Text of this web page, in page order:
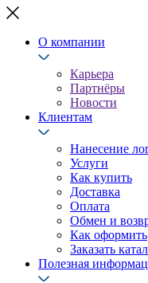
О компании
Карьера
Партнёры
Новости
Клиентам
Нанесение
Услуги
Как купить
Доставка
Оплата
Обмен и
Как оформить
Заказать
Полезная